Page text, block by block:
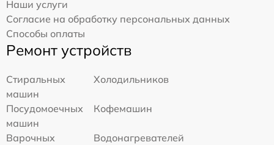
Наши услуги
Согласие на обработку персональных данных
Способы оплаты
Ремонт устройств
Стиральных
машин
Холодильников
Посудомоечных
машин
Кофемашин
Варочных
Водонагревателей